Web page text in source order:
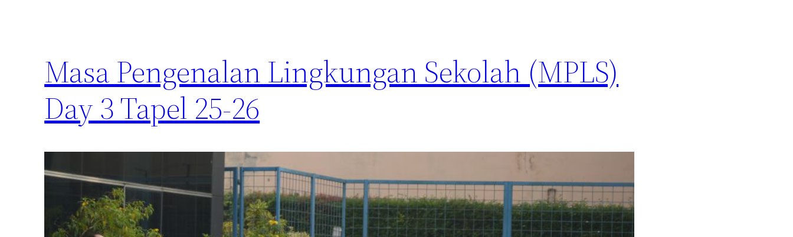
Masa Pengenalan Lingkungan Sekolah (MPLS)
Day 3 Tapel 25-26